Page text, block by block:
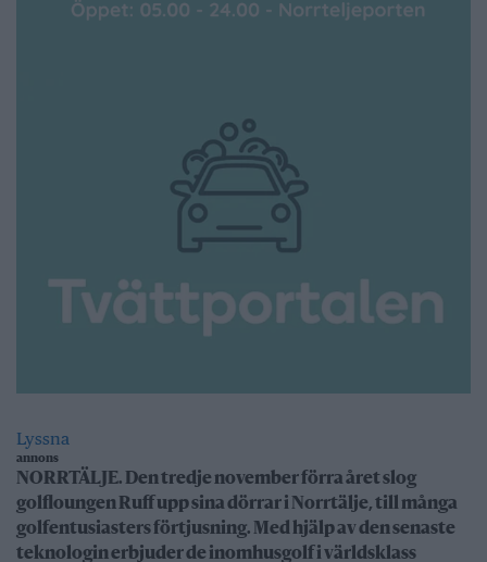
Lyssna
annons
NORRTÄLJE. Den tredje november förra året slog
golfloungen Ruff upp sina dörrar i Norrtälje, till många
golfentusiasters förtjusning. Med hjälp av den senaste
teknologin erbjuder de inomhusgolf i världsklass